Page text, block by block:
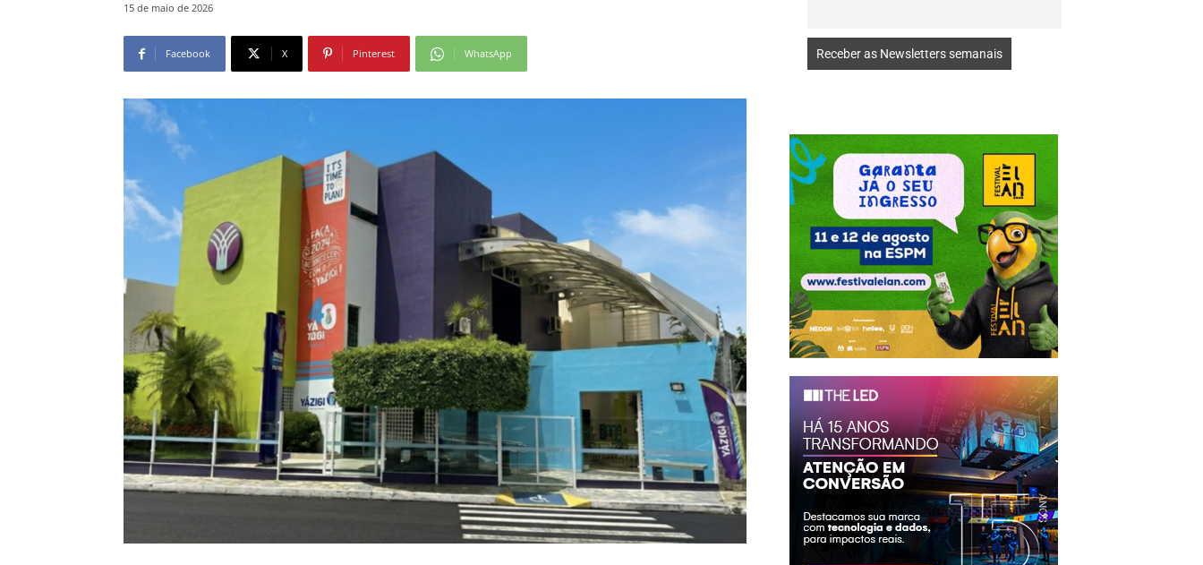
15 de maio de 2026
Facebook X Pinterest WhatsApp